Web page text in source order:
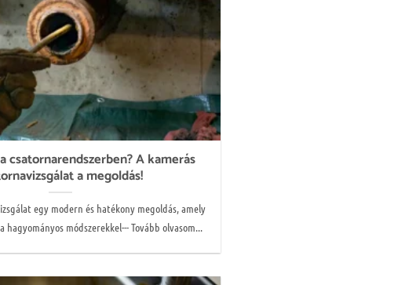
csatornarendszerben? A kamerás
a megoldás!
egy modern és hatékony megoldás, amely
hagyományos módszerekkel--- Tovább olvasom...